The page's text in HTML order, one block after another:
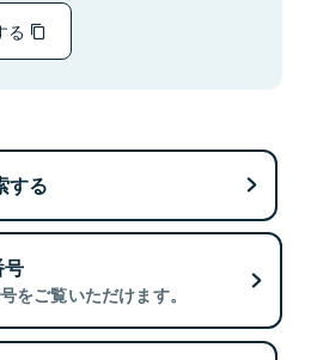
る
する
をご覧いただけます。